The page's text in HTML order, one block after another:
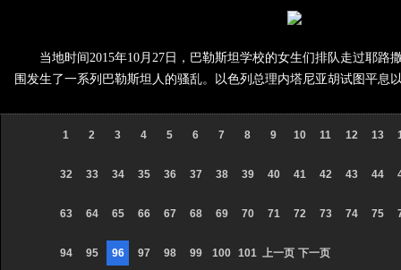
当地时间2015年10月27日，巴勒斯坦学校的女生们排队走过耶
围发生了一系列巴勒斯坦人的骚乱。以色列总理内塔尼亚胡试图平息
1 2 3 4 5 6 7 8 9 10 11 12 13
32 33 34 35 36 37 38 39 40 41 42 43 44
63 64 65 66 67 68 69 70 71 72 73 74 75
94 95 96 97 98 99 100 101 上一页 下一页